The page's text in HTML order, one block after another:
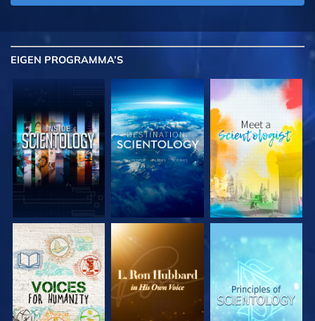
EIGEN PROGRAMMA’S
VERKEN DE SERIE VERKEN DE SERIE VERKEN DE SERIE